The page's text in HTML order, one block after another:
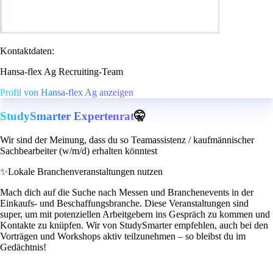
Kontaktdaten:
Hansa-flex Ag Recruiting-Team
Profil von Hansa-flex Ag anzeigen
StudySmarter Expertenrat🤫
Wir sind der Meinung, dass du so Teamassistenz / kaufmännischer
Sachbearbeiter (w/m/d) erhalten könntest
✨Lokale Branchenveranstaltungen nutzen
Mach dich auf die Suche nach Messen und Branchenevents in der
Einkaufs- und Beschaffungsbranche. Diese Veranstaltungen sind
super, um mit potenziellen Arbeitgebern ins Gespräch zu kommen und
Kontakte zu knüpfen. Wir von StudySmarter empfehlen, auch bei den
Vorträgen und Workshops aktiv teilzunehmen – so bleibst du im
Gedächtnis!